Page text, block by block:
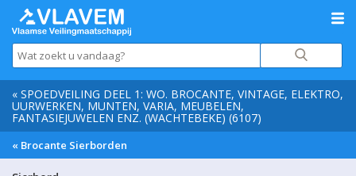
« SPOEDVEILING DEEL 1: WO. BROCANTE, VINTAGE, ELEKTRO,
UURWERKEN, MUNTEN, VARIA, MEUBELEN,
FANTASIEJUWELEN ENZ. (WACHTEBEKE) (6107)
« Brocante Sierborden